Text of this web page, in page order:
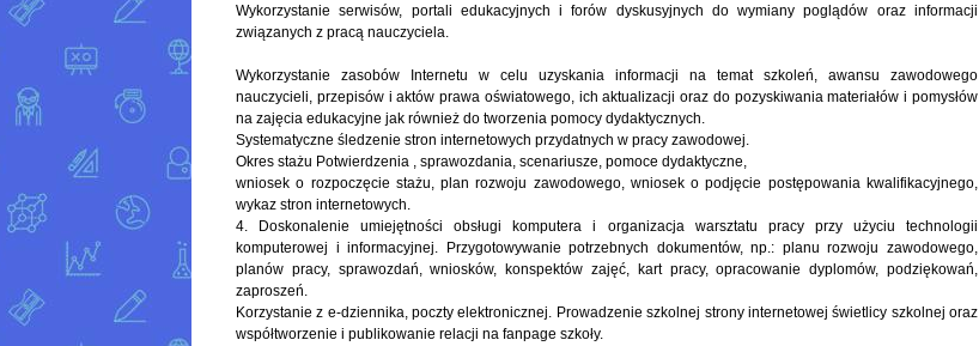
Wykorzystanie serwisów, portali edukacyjnych i forów dyskusyjnych do wymiany poglądów oraz informacji
związanych z pracą nauczyciela.
Wykorzystanie zasobów Internetu w celu uzyskania informacji na temat szkoleń, awansu zawodowego
nauczycieli, przepisów i aktów prawa oświatowego, ich aktualizacji oraz do pozyskiwania materiałów i pomysłów
na zajęcia edukacyjne jak również do tworzenia pomocy dydaktycznych.
Systematyczne śledzenie stron internetowych przydatnych w pracy zawodowej.
Okres stażu Potwierdzenia , sprawozdania, scenariusze, pomoce dydaktyczne,
wniosek o rozpoczęcie stażu, plan rozwoju zawodowego, wniosek o podjęcie postępowania kwalifikacyjnego,
wykaz stron internetowych.
4. Doskonalenie umiejętności obsługi komputera i organizacja warsztatu pracy przy użyciu technologii
komputerowej i informacyjnej. Przygotowywanie potrzebnych dokumentów, np.: planu rozwoju zawodowego,
planów pracy, sprawozdań, wniosków, konspektów zajęć, kart pracy, opracowanie dyplomów, podziękowań,
zaproszeń.
Korzystanie z e-dziennika, poczty elektronicznej. Prowadzenie szkolnej strony internetowej świetlicy szkolnej oraz
współtworzenie i publikowanie relacji na fanpage szkoły.